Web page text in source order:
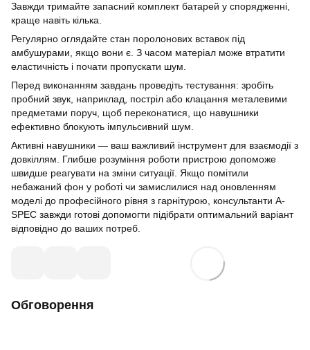
Завжди тримайте запасний комплект батарей у спорядженні,
краще навіть кілька.
Регулярно оглядайте стан поролонових вставок під
амбушурами, якщо вони є. З часом матеріал може втратити
еластичність і почати пропускати шум.
Перед виконанням завдань проведіть тестування: зробіть
пробний звук, наприклад, постріл або клацання металевими
предметами поруч, щоб переконатися, що навушники
ефективно блокують імпульсивний шум.
Активні навушники — ваш важливий інструмент для взаємодії з
довкіллям. Глибше розуміння роботи пристрою допоможе
швидше реагувати на зміни ситуації. Якщо помітили
небажаний фон у роботі чи замислилися над оновленням
моделі до професійного рівня з гарнітурою, консультанти A-
SPEC завжди готові допомогти підібрати оптимальний варіант
відповідно до ваших потреб.
Обговорення